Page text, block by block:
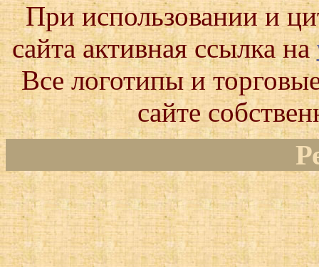
При использовании и
сайта активная ссылка на
Все логотипы и
сайте